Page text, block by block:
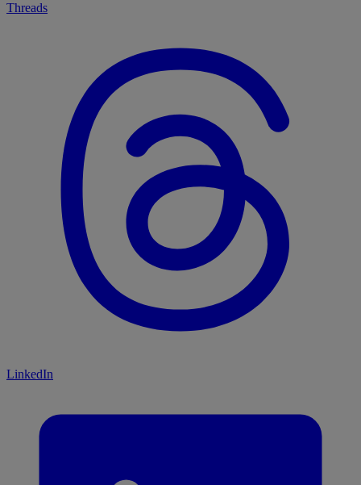
Threads
LinkedIn